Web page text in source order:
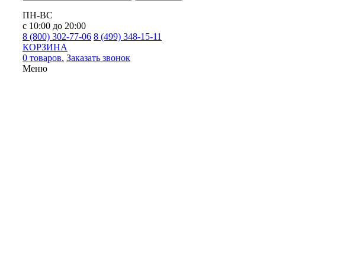
ПН-ВС
с 10:00 до 20:00
8 (800) 302-77-06 8 (499) 348-15-11
КОРЗИНА
0 товаров. Заказать звонок
Меню